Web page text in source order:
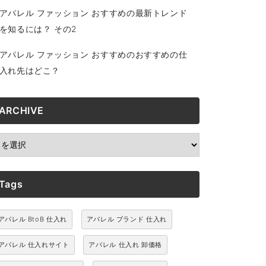
パレル ファッション おすすめの最新トレンド
知るには？ その2
パレル ファッション おすすめのおすすめの仕
れ先はどこ？
パレル BtoB 仕入れ アパレル ブランド 仕入れ
パレル 仕入れサイト アパレル 仕入れ 卸価格